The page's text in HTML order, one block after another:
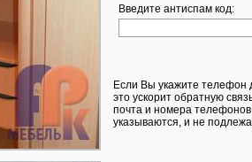
Введите антиспам код:
Если Вы укажите телефон
это ускорит обратную
почта и номера телефонов
указываются, и не